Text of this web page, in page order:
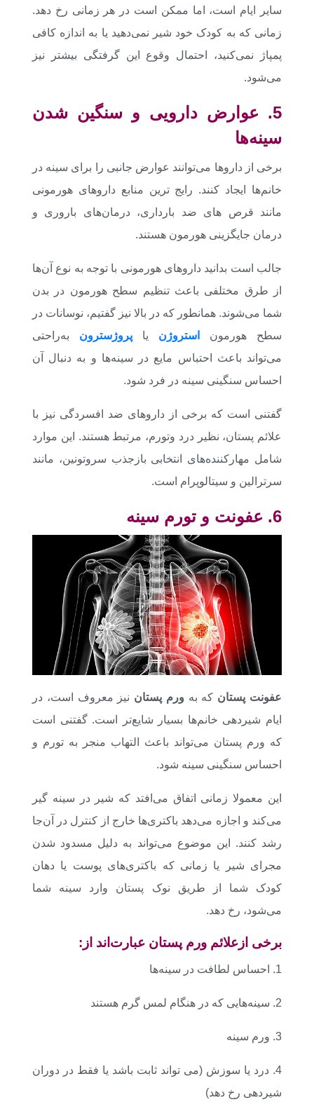
سایر ایام است، اما ممکن است در هر زمانی رخ دهد.
زمانی که به کودک خود شیر نمی‌دهید یا به اندازه کافی
پمپاژ نمی‌کنید، احتمال وقوع این گرفتگی بیشتر نیز
می‌شود.
5. عوارض دارویی و سنگین شدن
سینه‌ها
برخی از داروها می‌توانند عوارض جانبی را برای سینه در
خانم‌ها ایجاد کنند. رایج ترین منابع داروهای هورمونی
مانند قرص های ضد بارداری، درمان‌های باروری و
درمان جایگزینی هورمون هستند.
جالب است بدانید داروهای هورمونی با توجه به نوع آن‌ها
از طرق مختلفی باعث تنظیم سطح هورمون در بدن
شما می‌شوند. همانطور که در بالا نیز گفتیم، نوسانات در
سطح هورمون
استروژن یا پروژسترون
به‌راحتی
می‌تواند باعث احتباس مایع در سینه‌ها و به دنبال آن
احساس سنگینی سینه در فرد شود.
گفتنی است که برخی از داروهای ضد افسردگی نیز با
علائم پستان، نظیر درد وتورم، مرتبط هستند. این موارد
شامل مهارکننده‌های انتخابی بازجذب سروتونین، مانند
سرترالین و سیتالوپرام است.
6. عفونت و تورم سینه
عفونت پستان که به ورم پستان نیز معروف است، در
ایام شیردهی خانم‌ها بسیار شایع‌تر است. گفتنی است
که ورم پستان می‌تواند باعث التهاب منجر به تورم و
احساس سنگینی سینه ‌شود.
این معمولا زمانی اتفاق می‌افتد که شیر در سینه گیر
می‌کند و اجازه می‌دهد باکتری‌ها خارج از کنترل در آن‌جا
رشد کنند. این موضوع می‌‌تواند به دلیل مسدود شدن
مجرای شیر یا زمانی که باکتری‌های پوست یا دهان
کودک شما از طریق نوک پستان وارد سینه شما
می‌شود، رخ دهد.
برخی از علائم ورم پستان عبارت‌اند از:
1. احساس لطافت در سینه‌ها
2. سینه‌هایی که در هنگام لمس گرم هستند
3. ورم سینه
4. درد یا سوزش (می تواند ثابت باشد یا فقط در دوران
شیردهی رخ دهد)